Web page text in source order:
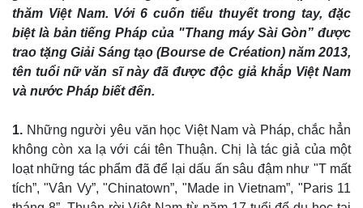
thăm Việt Nam. Với 6 cuốn tiểu thuyết trong tay, đặc
biệt là bản tiếng Pháp của "Thang máy Sài Gòn” được
trao tặng Giải Sáng tạo (Bourse de Création) năm 2013,
tên tuổi nữ văn sĩ này đã được độc giả khắp Việt Nam
và nước Pháp biết đến.
1. Những người yêu văn học Việt Nam và Pháp, chắc hẳn
không còn xa lạ với cái tên Thuận. Chị là tác giả của một
loạt những tác phẩm đã để lại dấu ấn sâu đậm như "T mất
tích”, "Vân Vy”, "Chinatown”, "Made in Vietnam”, "Paris 11